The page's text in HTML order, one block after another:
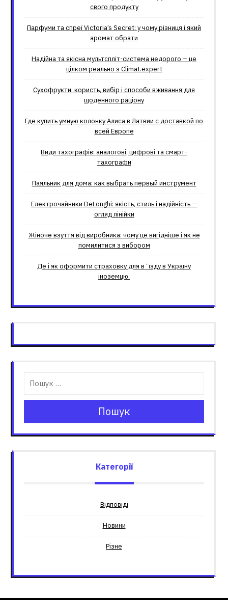
свого продукту
Парфуми та спреї Victoria’s Secret: у чому різниця і який
аромат обрати
Надійна та якісна мультспліт-система недорого – це
цілком реально з Climat.еxpert
Сухофрукти: користь, вибір і способи вживання для
щоденного раціону
Где купить умную колонку Алиса в Латвии с доставкой по
всей Европе
Види тахографів: аналогові, цифрові та смарт-
тахографи
Паяльник для дома: как выбрать первый инструмент
Електрочайники DeLonghi: якість, стиль і надійність —
огляд лінійки
Жіноче взуття від виробника: чому це вигідніше і як не
помилитися з вибором
Де і як оформити страховку для вʼїзду в Україну
іноземцю.
Пошук
Категорії
Відповіді
Новини
Різне